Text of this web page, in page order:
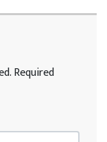
Required